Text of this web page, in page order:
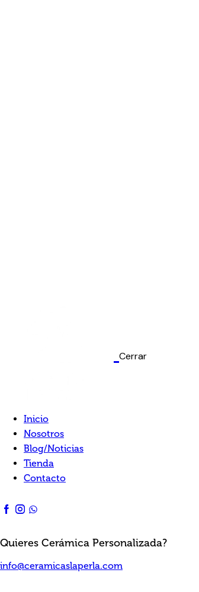
Cerrar
Inicio
Nosotros
Blog/Noticias
Tienda
Contacto
Quieres Cerámica Personalizada?
info@ceramicaslaperla.com